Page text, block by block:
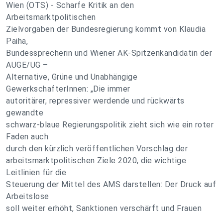
Wien (OTS) - Scharfe Kritik an den
Arbeitsmarktpolitischen
Zielvorgaben der Bundesregierung kommt von Klaudia
Paiha,
Bundessprecherin und Wiener AK-Spitzenkandidatin der
AUGE/UG –
Alternative, Grüne und Unabhängige
GewerkschafterInnen: „Die immer
autoritärer, repressiver werdende und rückwärts
gewandte
schwarz-blaue Regierungspolitik zieht sich wie ein roter
Faden auch
durch den kürzlich veröffentlichen Vorschlag der
arbeitsmarktpolitischen Ziele 2020, die wichtige
Leitlinien für die
Steuerung der Mittel des AMS darstellen: Der Druck auf
Arbeitslose
soll weiter erhöht, Sanktionen verschärft und Frauen